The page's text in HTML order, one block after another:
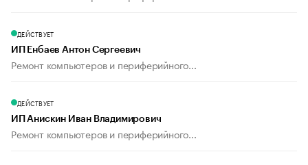
ДЕЙСТВУЕТ
ИП Енбаев Антон Сергеевич
Ремонт компьютеров и периферийного...
ДЕЙСТВУЕТ
ИП Анискин Иван Владимирович
Ремонт компьютеров и периферийного...